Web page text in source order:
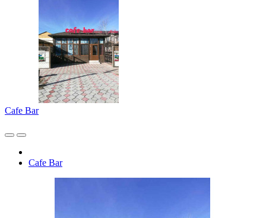
Cafe Bar
Cafe Bar